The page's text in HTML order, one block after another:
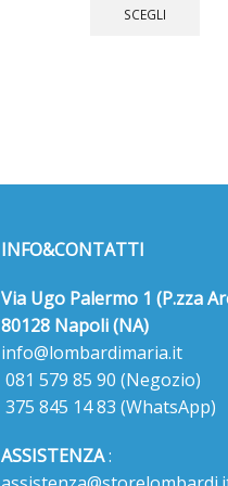
SCEGLI
INFO&CONTATTI
Via Ugo Palermo 1 (P.zza
80128 Napoli (NA)
info@lombardimaria.it
081 579 85 90 (Negozio)
375 845 14 83 (WhatsApp)
ASSISTENZA: